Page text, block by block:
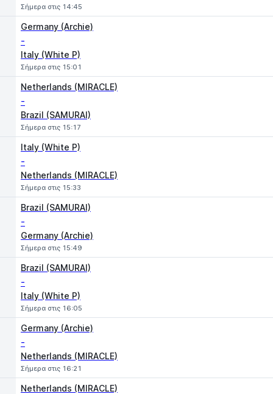
Σήμερα στις 14:45
Germany (Archie)
-
Italy (White P)
Σήμερα στις 15:01
Netherlands (MIRACLE)
-
Brazil (SAMURAI)
Σήμερα στις 15:17
Italy (White P)
-
Netherlands (MIRACLE)
Σήμερα στις 15:33
Brazil (SAMURAI)
-
Germany (Archie)
Σήμερα στις 15:49
Brazil (SAMURAI)
-
Italy (White P)
Σήμερα στις 16:05
Germany (Archie)
-
Netherlands (MIRACLE)
Σήμερα στις 16:21
Netherlands (MIRACLE)